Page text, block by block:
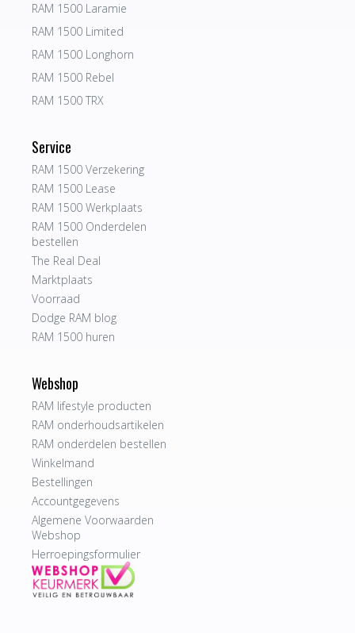
RAM 1500 Laramie
RAM 1500 Limited
RAM 1500 Longhorn
RAM 1500 Rebel
RAM 1500 TRX
Service
RAM 1500 Verzekering
RAM 1500 Lease
RAM 1500 Werkplaats
RAM 1500 Onderdelen
bestellen
The Real Deal
Marktplaats
Voorraad
Dodge RAM blog
RAM 1500 huren
Webshop
RAM lifestyle producten
RAM onderhoudsartikelen
RAM onderdelen bestellen
Winkelmand
Bestellingen
Accountgegevens
Algemene Voorwaarden
Webshop
Herroepingsformulier